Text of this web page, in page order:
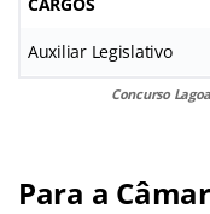
Auxiliar Legislativo
Concurso
Para a